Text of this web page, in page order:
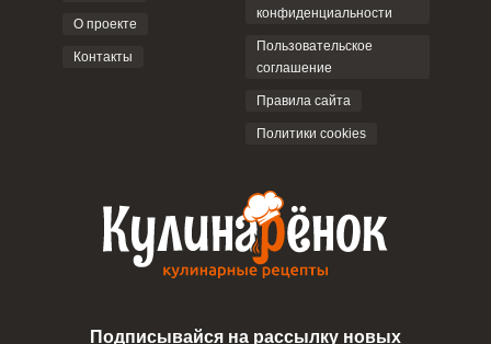
О проекте
Контакты
конфиденциальности
Пользовательское
соглашение
Правила сайта
Политики cookies
Подписывайся на рассылку новых